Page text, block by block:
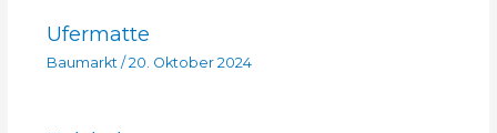
Ufermatte
Baumarkt / 20. Oktober 2024